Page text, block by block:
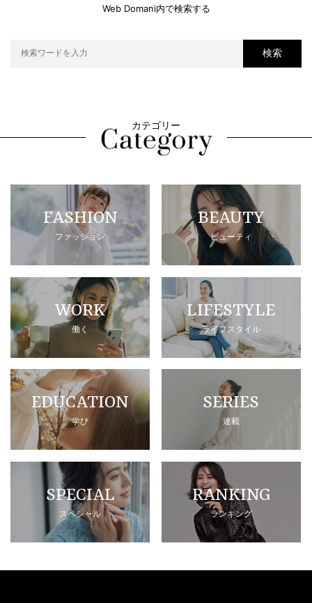
Web Domani内で検索する
検索
カテゴリー
FASHION
ファッション
BEAUTY
ビューティ
WORK
働く
LIFESTYLE
ライフスタイル
EDUCATION
学び
SERIES
連載
SPECIAL
スペシャル
RANKING
ランキング